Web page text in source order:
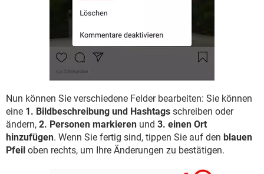
Nun können Sie verschiedene Felder bearbeiten: Sie können
eine 1. Bildbeschreibung und Hashtags schreiben oder
ändern, 2. Personen markieren und 3. einen Ort
hinzufügen. Wenn Sie fertig sind, tippen Sie auf den blauen
Pfeil oben rechts, um Ihre Änderungen zu bestätigen.